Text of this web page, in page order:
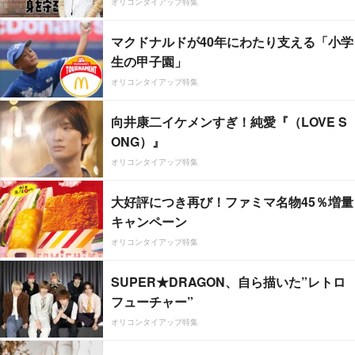
マクドナルドが40年にわたり支える「小学
生の甲子園」
オリコンタイアップ特集
向井康二イケメンすぎ！純愛『（LOVE S
ONG）』
オリコンタイアップ特集
大好評につき再び！ファミマ名物45％増量
キャンペーン
オリコンタイアップ特集
SUPER★DRAGON、自ら描いた”レトロ
フューチャー”
オリコンタイアップ特集